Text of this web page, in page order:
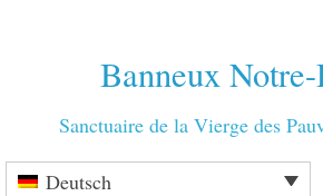
Banneux
Sanctuaire de la Vierge des
Deutsch